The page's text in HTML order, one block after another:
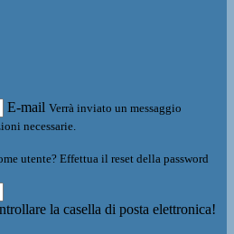
E-mail Verrà inviato un messaggio
necessarie.
utente? Effettua il reset della password
la casella di posta elettronica!